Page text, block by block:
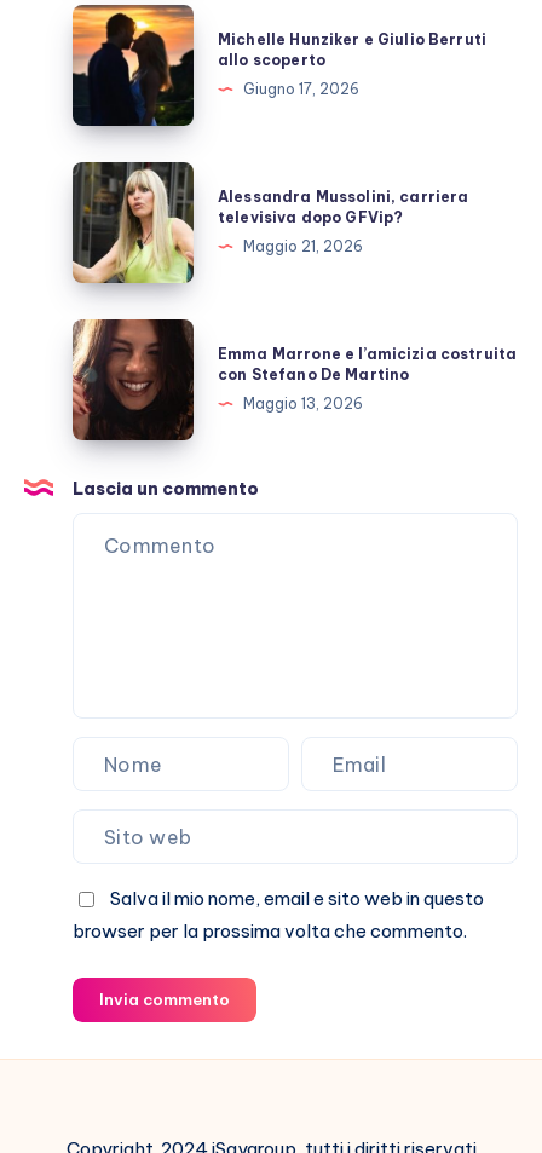
sappiamo
Michelle
Hunziker
e
Berruti
allo
scoperto
Michelle Hunziker e Giulio Berruti
allo scoperto
Giugno 17, 2026
Alessandra
Mussolini,
carriera
televisiva
dopo
GFVip?
Alessandra Mussolini, carriera
televisiva dopo GFVip?
Maggio 21, 2026
Emma
Marrone
e
l’amicizia
costruita
con
Stefano
Emma Marrone e l’amicizia costruita
con Stefano De Martino
Maggio 13, 2026
Lascia un commento
Salva il mio nome, email e sito web in questo
browser per la prossima volta che commento.
Invia commento